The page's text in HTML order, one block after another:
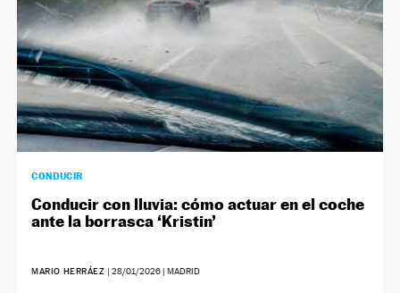
CONDUCIR
Conducir con lluvia: cómo actuar en el coche
ante la borrasca ‘Kristin’
MARIO HERRÁEZ | 28/01/2026| MADRID